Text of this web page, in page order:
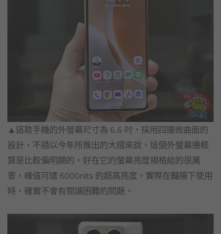
▲這款手機的外螢幕尺寸為 6.6 吋，採用四邊微曲面的
設計，不過以今年所推出的大摺來說，這個外螢幕邊框
算是比較偏明顯的。好在它的螢幕亮度規格給的很厲
害，峰值可達 6000nits 的超高亮度，實際在豔陽下使用
時，確實不會有閱讀困難的問題。